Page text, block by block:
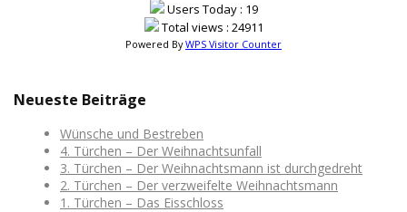
Users Today : 19
Total views : 24911
Powered ByWPS Visitor Counter
Neueste Beiträge
Wünsche und Bestreben
4. Türchen – Der Weihnachtsunfall
3. Türchen – Der Weihnachtsmann ist durchgedreht
2. Türchen – Der verzweifelte Weihnachtsmann
1. Türchen – Das Eisschloss